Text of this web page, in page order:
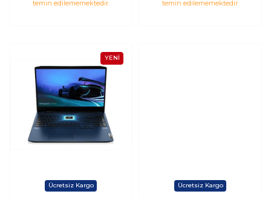
SSD 4GB GTX1650
temin edilememektedir.
SSD 4GB GTX1650Ti
temin edilememektedir.